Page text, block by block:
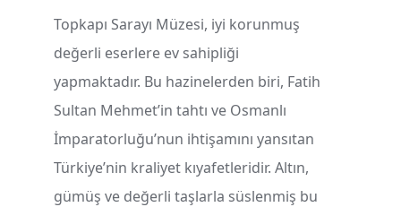
Topkapı Sarayı Müzesi, iyi korunmuş
değerli eserlere ev sahipliği
yapmaktadır. Bu hazinelerden biri, Fatih
Sultan Mehmet’in tahtı ve Osmanlı
İmparatorluğu’nun ihtişamını yansıtan
Türkiye’nin kraliyet kıyafetleridir. Altın,
gümüş ve değerli taşlarla süslenmiş bu